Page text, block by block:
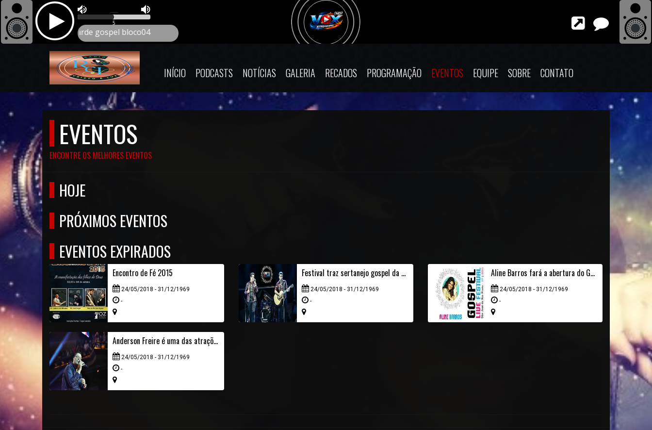
INÍCIO PODCASTS NOTÍCIAS GALERIA RECADOS PROGRAMAÇÃO EVENTOS EQUIPE SOBRE CONTATO
EVENTOS
ENCONTRE OS MELHORES EVENTOS
HOJE
PRÓXIMOS EVENTOS
EVENTOS EXPIRADOS
Encontro de Fé 2015
24/05/2018 - 31/12/1969
-
Festival traz sertanejo gospel da dupla André e Felipe
24/05/2018 - 31/12/1969
-
Aline Barros fará a abertura do Gospel Live Festival
24/05/2018 - 31/12/1969
-
Anderson Freire é uma das atrações do segundo dia do Gospel Live Festival
24/05/2018 - 31/12/1969
-